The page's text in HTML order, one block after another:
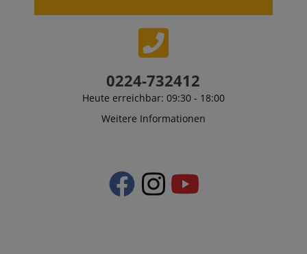
0224-732412
Heute erreichbar: 09:30 - 18:00
Weitere Informationen